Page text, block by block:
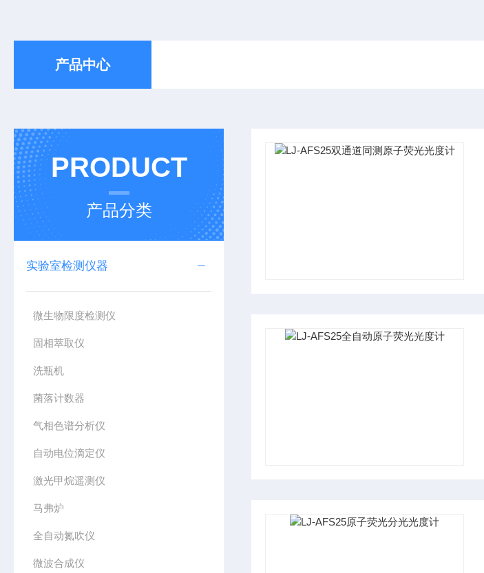
产品中心
PRODUCT
产品分类
实验室检测仪器
微生物限度检测仪
固相萃取仪
洗瓶机
菌落计数器
气相色谱分析仪
自动电位滴定仪
激光甲烷遥测仪
马弗炉
全自动氮吹仪
微波合成仪